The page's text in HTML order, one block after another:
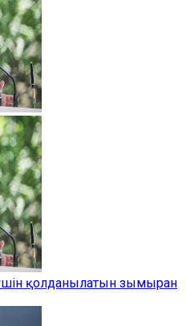
қолданылатын зымыран